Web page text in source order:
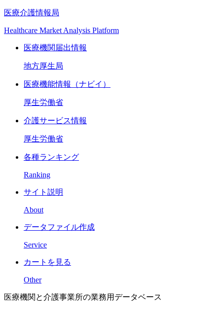
医療介護情報局
Healthcare Market Analysis Platform
医療機関届出情報
地方厚生局
医療機能情報（ナビイ）
厚生労働省
介護サービス情報
厚生労働省
各種ランキング
Ranking
サイト説明
About
データファイル作成
Service
カートを見る
Other
医療機関と介護事業所の業務用データベース